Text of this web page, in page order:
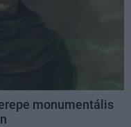
monumentális